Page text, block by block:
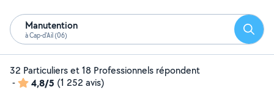
Manutention
à Cap-d'Ail (06)
32 Particuliers et 18 Professionnels répondent
-
4,8/5 (1 252 avis)